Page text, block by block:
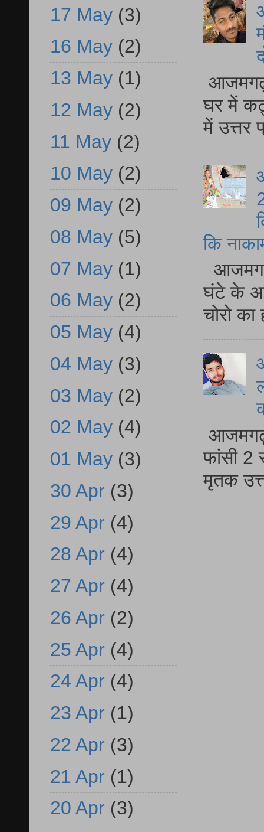
घर में
में
कि
घंटे के
चोरो
आजमगढ़
फांसी 2
मृतक
17 May (3)
16 May (2)
13 May (1)
12 May (2)
11 May (2)
10 May (2)
09 May (2)
08 May (5)
07 May (1)
06 May (2)
05 May (4)
04 May (3)
03 May (2)
02 May (4)
01 May (3)
30 Apr (3)
29 Apr (4)
28 Apr (4)
27 Apr (4)
26 Apr (2)
25 Apr (4)
24 Apr (4)
23 Apr (1)
22 Apr (3)
21 Apr (1)
20 Apr (3)